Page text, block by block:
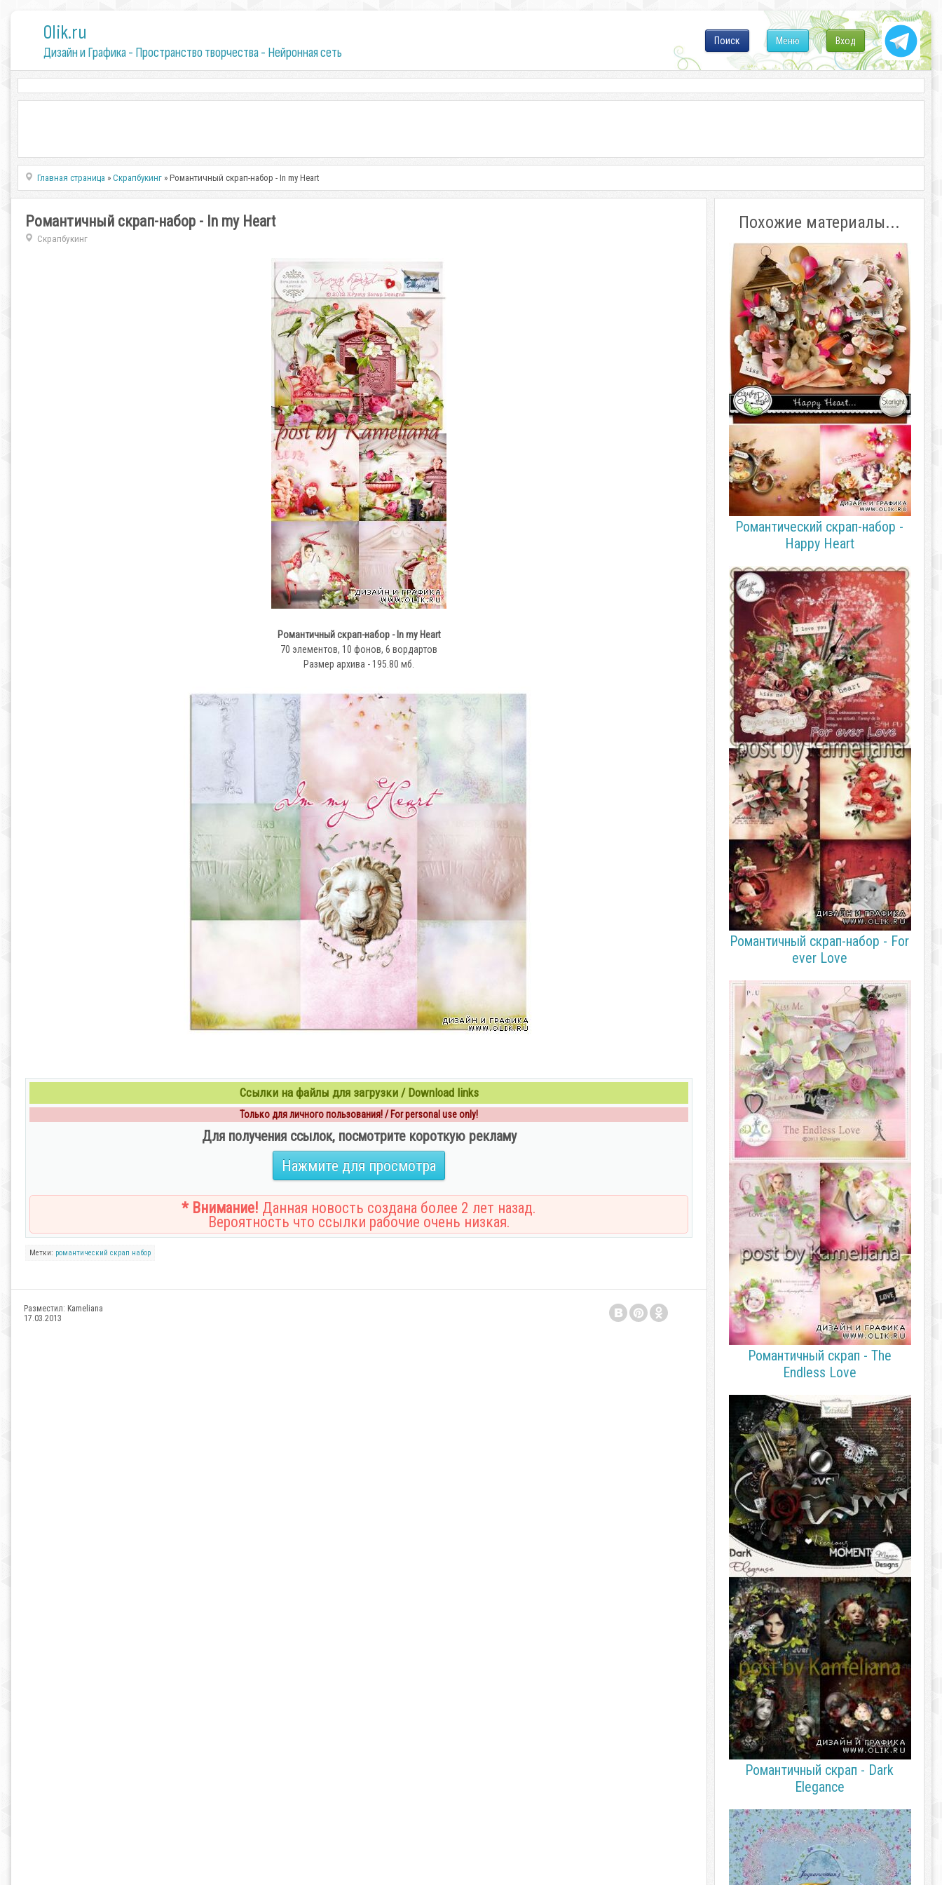
0lik.ru
Дизайн и Графика - Пространство творчества - Нейронная сеть
Вход
Меню
Поиск
Главная страница »Скрапбукинг » Романтичный скрап-набор - In my Heart
Романтичный скрап-набор - In my Heart
Скрапбукинг
Романтичный скрап-набор - In my Heart
70 элементов, 10 фонов, 6 вордартов
Размер архива - 195.80 мб.
Ссылки на файлы для загрузки / Download links
Только для личного пользования! / For personal use only!
Для получения ссылок, посмотрите короткую рекламу
Нажмите для просмотра
* Внимание! Данная новость создана более 2 лет назад.
Вероятность что ссылки рабочие очень низкая.
Метки: романтический скрап набор
Разместил: Kameliana
17.03.2013
Похожие материалы...
Романтический скрап-набор -
Happy Heart
Романтичный скрап-набор - For
ever Love
Романтичный скрап - The
Endless Love
Романтичный скрап - Dark
Elegance